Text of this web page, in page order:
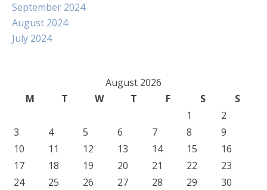
September 2024
August 2024
July 2024
August 2026
M
T W T F S
S
1
2
3
4 5 6 7 8
9
10
11 12 13 14 15
16
17
18 19 20 21 22
23
24
25 26 27 28 29
30